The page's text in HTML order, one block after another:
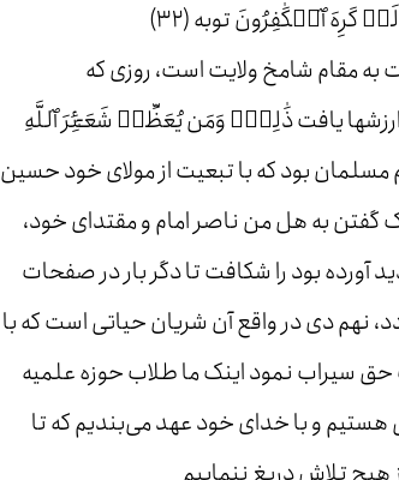
كَرِهَ ٱلۡكَٰفِرُونَ توبه (٣٢)
مقام شامخ ولایت است، روزی که
ارزشها یافت ذَٰلِكَۖ وَمَن يُعَظِّمۡ شَعَـٰٓئِرَ ٱللَّهِ
قلبی مردم مسلمان بود که با تبعیت از مولای خود حسین
گفتن به هل من ناصر امام و مقتدای خود،
بود را شکافت تا دگر بار در صفحات
نهم دی در واقع آن شریان حیاتی است که با
حق سیراب نمود اینک ما طلاب حوزه علمیه
هستیم و با خدای خود عهد می‌بندیم که تا